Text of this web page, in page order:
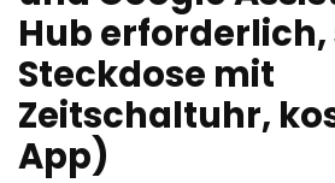
Hub
Steckdose mit
Zeitschaltuhr,
App)